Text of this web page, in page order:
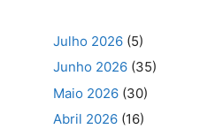
Julho 2026 (5)
Junho 2026 (35)
Maio 2026 (30)
Abril 2026 (16)